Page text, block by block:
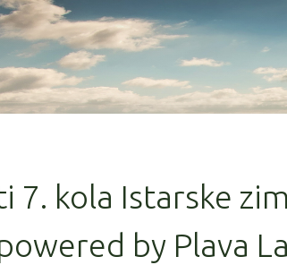
7. kola Istarske
by Plava